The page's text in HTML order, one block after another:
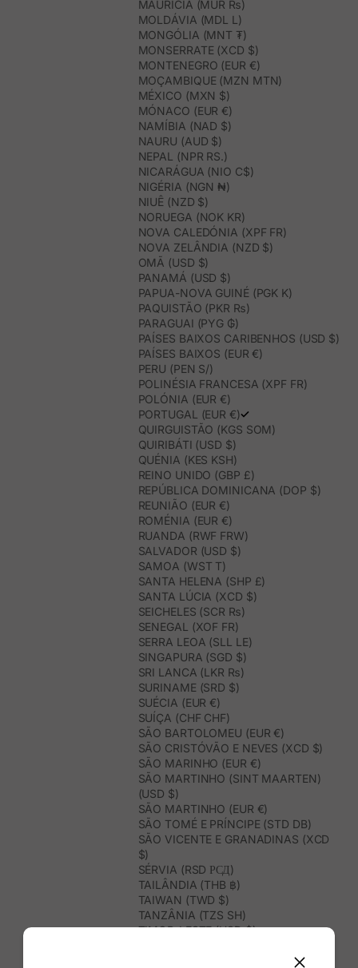
MAURÍCIA (MUR ₨)
MOLDÁVIA (MDL L)
MONGÓLIA (MNT ₮)
MONSERRATE (XCD $)
MONTENEGRO (EUR €)
MOÇAMBIQUE (MZN MTN)
MÉXICO (MXN $)
MÓNACO (EUR €)
NAMÍBIA (NAD $)
NAURU (AUD $)
NEPAL (NPR RS.)
NICARÁGUA (NIO C$)
NIGÉRIA (NGN ₦)
NIUÊ (NZD $)
NORUEGA (NOK KR)
NOVA CALEDÓNIA (XPF FR)
NOVA ZELÂNDIA (NZD $)
OMÃ (USD $)
PANAMÁ (USD $)
PAPUA-NOVA GUINÉ (PGK K)
PAQUISTÃO (PKR ₨)
PARAGUAI (PYG ₲)
PAÍSES BAIXOS CARIBENHOS (USD $)
PAÍSES BAIXOS (EUR €)
PERU (PEN S/)
POLINÉSIA FRANCESA (XPF FR)
POLÓNIA (EUR €)
PORTUGAL (EUR €)
QUIRGUISTÃO (KGS SOM)
QUIRIBÁTI (USD $)
QUÉNIA (KES KSH)
REINO UNIDO (GBP £)
REPÚBLICA DOMINICANA (DOP $)
REUNIÃO (EUR €)
ROMÉNIA (EUR €)
RUANDA (RWF FRW)
SALVADOR (USD $)
SAMOA (WST T)
SANTA HELENA (SHP £)
SANTA LÚCIA (XCD $)
SEICHELES (SCR ₨)
SENEGAL (XOF FR)
SERRA LEOA (SLL LE)
SINGAPURA (SGD $)
SRI LANCA (LKR ₨)
SURINAME (SRD $)
SUÉCIA (EUR €)
SUÍÇA (CHF CHF)
SÃO BARTOLOMEU (EUR €)
SÃO CRISTÓVÃO E NEVES (XCD $)
SÃO MARINHO (EUR €)
SÃO MARTINHO (SINT MAARTEN)
(USD $)
SÃO MARTINHO (EUR €)
SÃO TOMÉ E PRÍNCIPE (STD DB)
SÃO VICENTE E GRANADINAS (XCD
$)
SÉRVIA (RSD РСД)
TAILÂNDIA (THB ฿)
TAIWAN (TWD $)
TANZÂNIA (TZS SH)
TIMOR-LESTE (USD $)